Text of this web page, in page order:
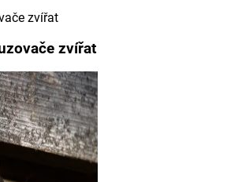
zvířat
zvířat